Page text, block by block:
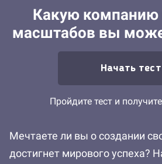
Какую
масштабов вы
Начать тест
Пройдите тест и
Мечтаете ли вы о создании
достигнет мирового успеха?